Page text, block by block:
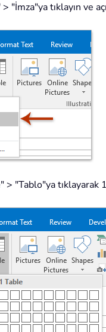
tıklayın ve
"Tablo"ya tıklayarak